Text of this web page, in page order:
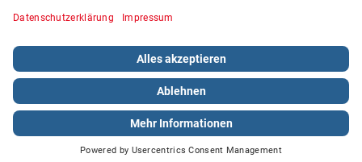
Bau von Wildbienennisthilfen
Schülerjobs
© 2026 Böttcher Datentechnik GmbH.